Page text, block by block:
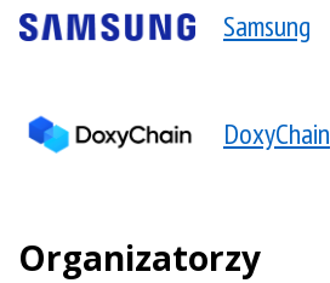
Samsung
DoxyChain
Organizatorzy